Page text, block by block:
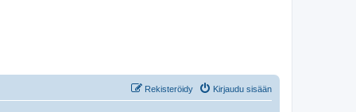
Kirjaudu sisään
Rekisteröidy